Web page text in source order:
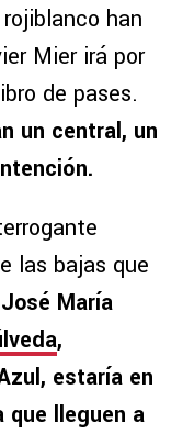
han
Mier irá por
de pases.
un central, un
las bajas que
José María
,
estaría en
que lleguen a